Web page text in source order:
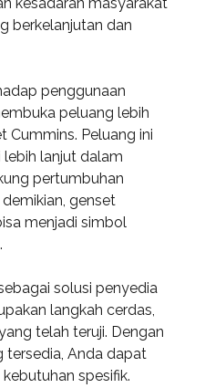
berkelanjutan dan
penggunaan
peluang lebih
Cummins. Peluang ini
lanjut dalam
pertumbuhan
genset
menjadi simbol
solusi penyedia
langkah cerdas,
telah teruji. Dengan
tersedia, Anda dapat
spesifik.